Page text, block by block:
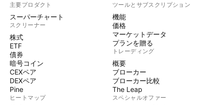
主要プロダクト
スーパーチャート
スクリーナー
株式
ETF
債券
暗号コイン
CEXペア
DEXペア
Pine
ヒートマップ
ツールとサブスクリプション
機能
価格
マーケットデータ
プランを贈る
トレーディング
概要
ブローカー
ブローカー比較
The Leap
スペシャルオファー